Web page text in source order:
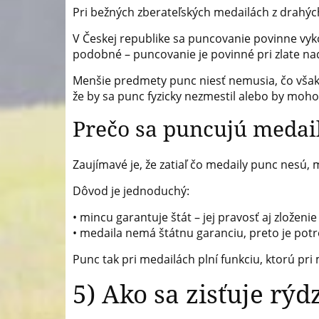
Pri bežných zberateľských medailách z
V Českej republike sa puncovanie povinne
podobné – puncovanie je povinné pri zlate
Menšie predmety punc niesť nemusia, čo
že by sa punc fyzicky nezmestil alebo by
Prečo sa puncujú
Zaujímavé je, že zatiaľ čo medaily punc nesú,
Dôvod je jednoduchý:
• mincu garantuje štát – jej pravosť aj
• medaila nemá štátnu garanciu, preto je
Punc tak pri medailách plní funkciu, ktorú pri
5) Ako sa zisťuje